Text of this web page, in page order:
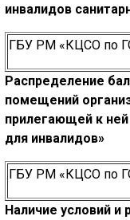
инвалидов
ГБУ РМ «КЦСО по
Распределение
помещений
прилегающей к
для инвалидов»
ГБУ РМ «КЦСО по
Наличие условий и